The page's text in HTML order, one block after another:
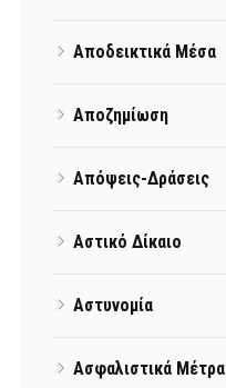
Αποδεικτικά Μέσα
Αποζημίωση
Απόψεις-Δράσεις
Αστικό Δίκαιο
Αστυνομία
Ασφαλιστικά Μέτρα